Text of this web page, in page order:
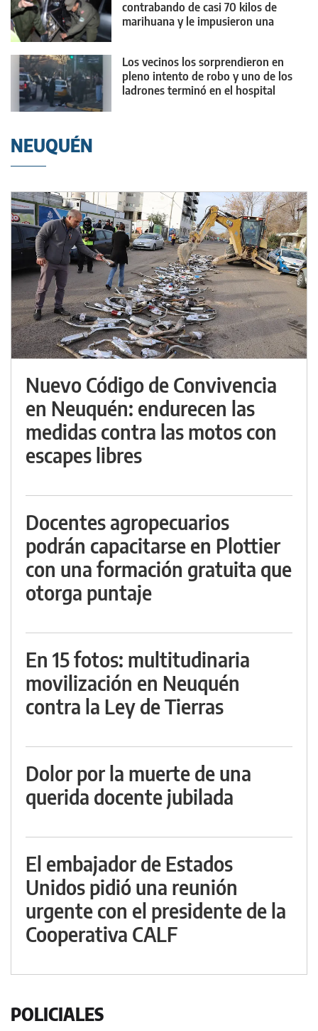
contrabando de casi 70 kilos de
marihuana y le impusieron una
Los vecinos los sorprendieron en
pleno intento de robo y uno de los
ladrones terminó en el hospital
NEUQUÉN
Nuevo Código de Convivencia
en Neuquén: endurecen las
medidas contra las motos con
escapes libres
Docentes agropecuarios
podrán capacitarse en Plottier
con una formación gratuita que
otorga puntaje
En 15 fotos: multitudinaria
movilización en Neuquén
contra la Ley de Tierras
Dolor por la muerte de una
querida docente jubilada
El embajador de Estados
Unidos pidió una reunión
urgente con el presidente de la
Cooperativa CALF
POLICIALES